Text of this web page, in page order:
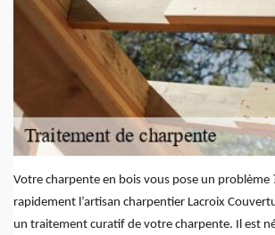
Votre charpente en bois vous pose un problème
rapidement l’artisan charpentier Lacroix
un traitement curatif de votre charpente. Il est